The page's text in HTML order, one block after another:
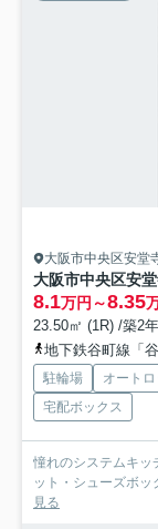
大阪市中央区安堂
大阪市中央区安
8.1万円～8.35
23.50㎡ (1R) /築2
地下鉄谷町線「
駐輪場 オートロ
宅配ボックス
憧れのシステムキッ
ット・シューズボッ
見る